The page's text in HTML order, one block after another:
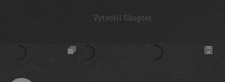
Vytvořil Shoptet